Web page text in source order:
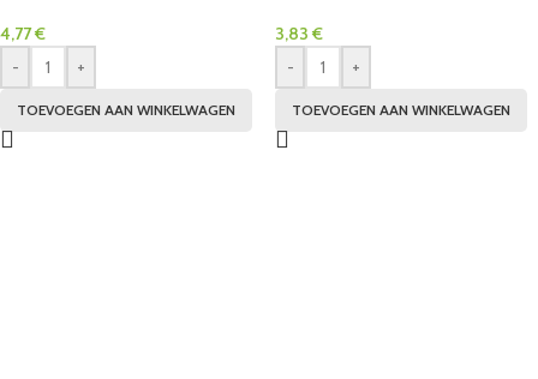
4,77€
-
+
TOEVOEGEN AAN WINKELWAGEN
3,83 €
-
+
TOEVOEGEN AAN WINKELWAGEN